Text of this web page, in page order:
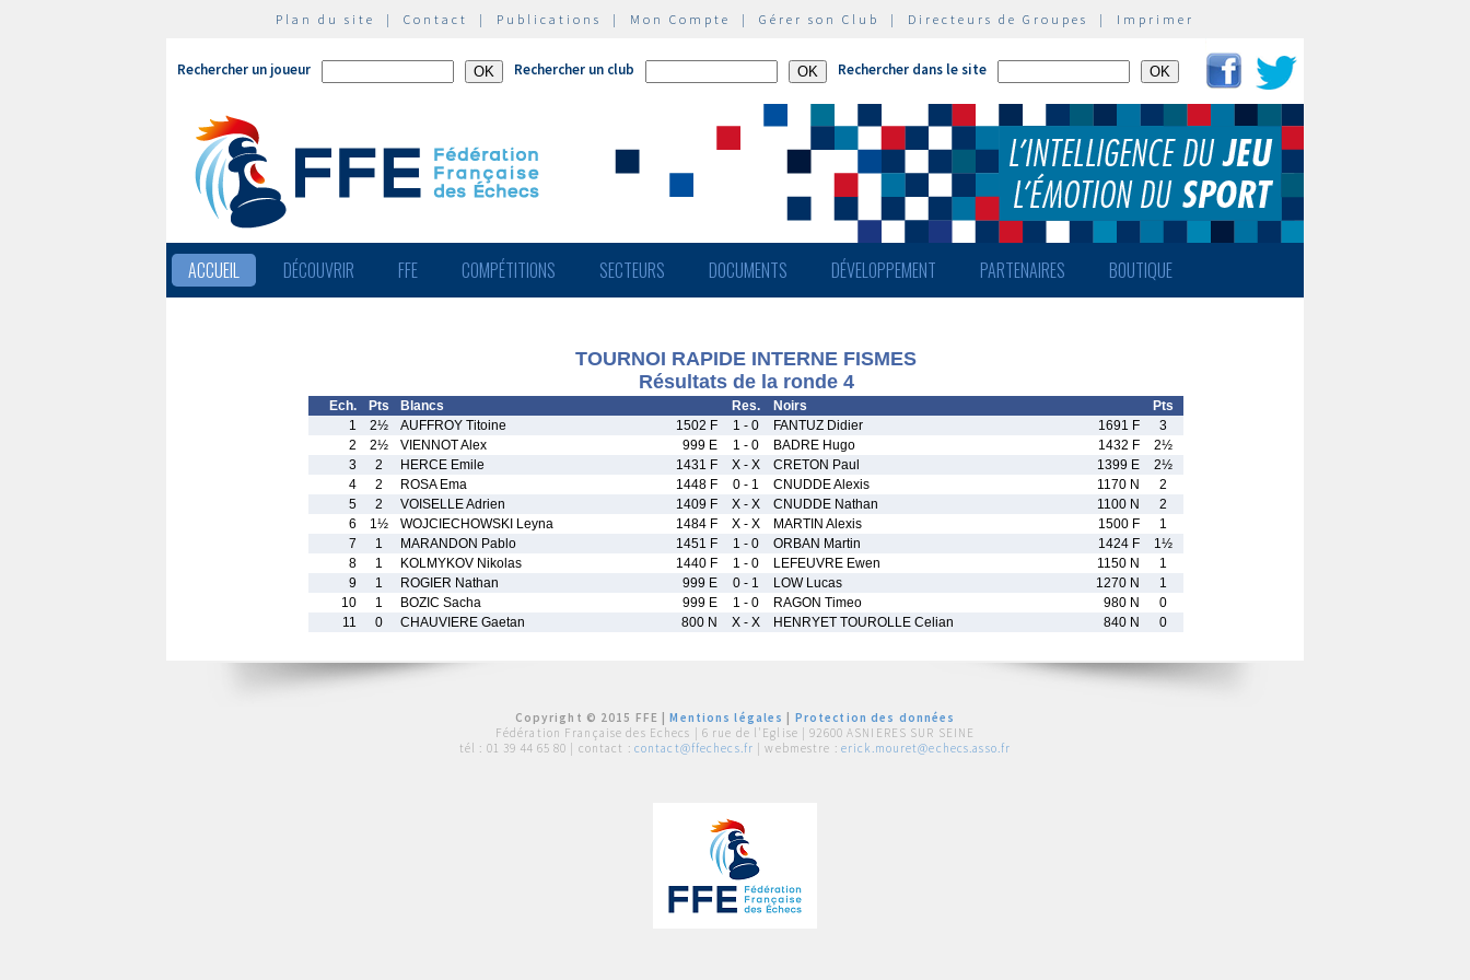
Plan du site | Contact | Publications | Mon Compte | Gérer son Club | Directeurs de Groupes | Imprimer
Rechercher un joueur Rechercher un club Rechercher dans le site
ACCUEIL DÉCOUVRIR FFE COMPÉTITIONS SECTEURS DOCUMENTS DÉVELOPPEMENT PARTENAIRES BOUTIQUE
TOURNOI RAPIDE INTERNE FISMES
Résultats de la ronde 4
Ech. Pts Blancs Res. Noirs
Pts
1
2½ AUFFROY Titoine 1502 F 1 - 0 FANTUZ Didier 1691 F
3
2
2½ VIENNOT Alex 999 E 1 - 0 BADRE Hugo 1432 F
2½
3
2 HERCE Emile 1431 F X - X CRETON Paul 1399 E
2½
4
2 ROSA Ema 1448 F 0 - 1 CNUDDE Alexis 1170 N
2
5
2 VOISELLE Adrien 1409 F X - X CNUDDE Nathan 1100 N
2
6
1½ WOJCIECHOWSKI Leyna 1484 F X - X MARTIN Alexis 1500 F
1
7
1 MARANDON Pablo 1451 F 1 - 0 ORBAN Martin 1424 F
1½
8
1 KOLMYKOV Nikolas 1440 F 1 - 0 LEFEUVRE Ewen 1150 N
1
9
1 ROGIER Nathan 999 E 0 - 1 LOW Lucas 1270 N
1
10
1 BOZIC Sacha 999 E 1 - 0 RAGON Timeo 980 N
0
11
0 CHAUVIERE Gaetan 800 N X - X HENRYET TOUROLLE Celian 840 N 0
Copyright © 2015 FFE |Mentions légales
Protection des données
Fédération Française des Echecs | 6 rue de l'Eglise | 92600 ASNIERES SUR SEINE
tél : 01 39 44 65 80 | contact : contact@ffechecs.fr | webmestre : erick.mouret@echecs.asso.fr